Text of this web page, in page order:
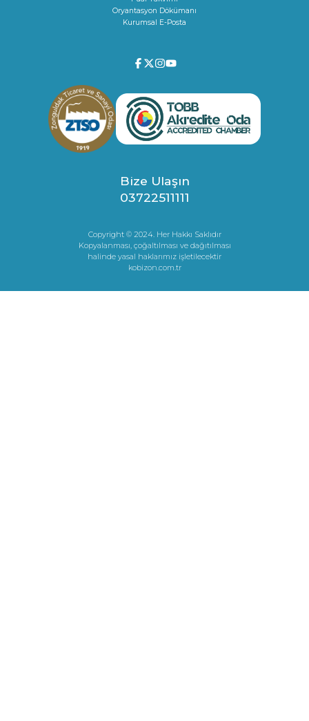
Oryantasyon Dökümanı
Kurumsal E-Posta
Bize Ulaşın
03722511111
Copyright © 2024. Her Hakkı Saklıdır
Kopyalanması, çoğaltılması ve dağıtılması
halinde yasal haklarımız işletilecektir
kobizon.com.tr